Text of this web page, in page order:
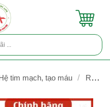
tim mạch, tạo máu /
Rối